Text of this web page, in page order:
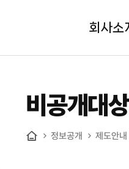
회사소
비공개대
정보공개 제도안내